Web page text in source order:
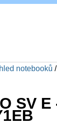
notebooků /
SV E